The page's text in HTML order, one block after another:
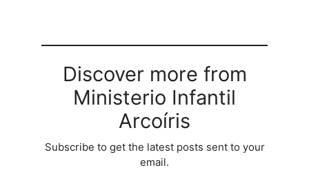
Discover more from
Ministerio Infantil
Arcoíris
Subscribe to get the latest posts sent to your
email.